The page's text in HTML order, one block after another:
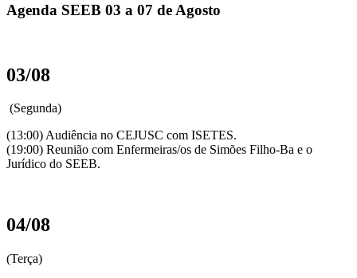
Agenda SEEB 03 a 07 de Agosto
03/08
(Segunda)
(13:00) Audiência no CEJUSC com ISETES.
(19:00) Reunião com Enfermeiras/os de Simões Filho-Ba e o
Jurídico do SEEB.
04/08
(Terça)